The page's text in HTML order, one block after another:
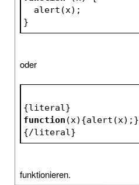
  alert(x);
}
oder
{literal}
function (x) {alert(x);}
{/literal}
funktionieren.